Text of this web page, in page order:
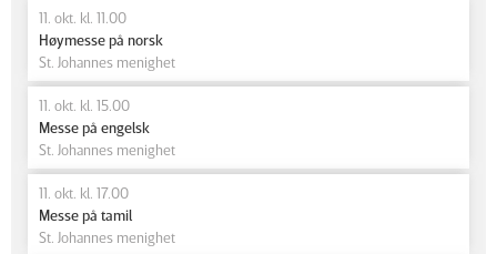
11. okt. kl. 11.00
Høymesse på norsk
St. Johannes menighet
11. okt. kl. 15.00
Messe på engelsk
St. Johannes menighet
11. okt. kl. 17.00
Messe på tamil
St. Johannes menighet